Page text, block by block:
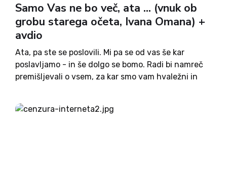
Samo Vas ne bo več, ata ... (vnuk ob
grobu starega očeta, Ivana Omana) +
avdio
Ata, pa ste se poslovili. Mi pa se od vas še kar
poslavljamo - in še dolgo se bomo. Radi bi namreč
premišljevali o vsem, za kar smo vam hvaležni in
sedaj...